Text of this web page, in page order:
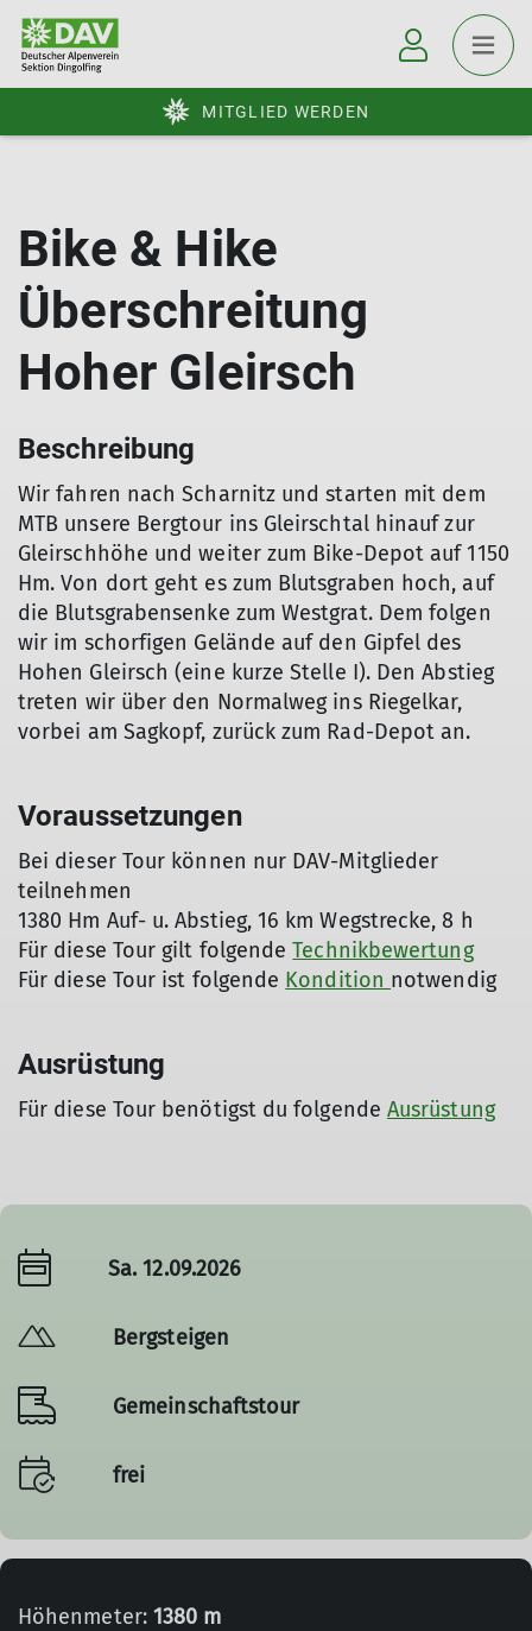
MITGLIED WERDEN
Bike & Hike
Überschreitung
Hoher Gleirsch
Beschreibung
Wir fahren nach Scharnitz und starten mit dem
MTB unsere Bergtour ins Gleirschtal hinauf zur
Gleirschhöhe und weiter zum Bike-Depot auf 1150
Hm. Von dort geht es zum Blutsgraben hoch, auf
die Blutsgrabensenke zum Westgrat. Dem folgen
wir im schorfigen Gelände auf den Gipfel des
Hohen Gleirsch (eine kurze Stelle I). Den Abstieg
treten wir über den Normalweg ins Riegelkar,
vorbei am Sagkopf, zurück zum Rad-Depot an.
Voraussetzungen
Bei dieser Tour können nur DAV-Mitglieder
teilnehmen
1380 Hm Auf- u. Abstieg, 16 km Wegstrecke, 8 h
Für diese Tour gilt folgendeTechnikbewertung
Für diese Tour ist folgende Kondition notwendig
Ausrüstung
Für diese Tour benötigst du folgende Ausrüstung
Sa. 12.09.2026
Bergsteigen
Gemeinschaftstour
frei
Höhenmeter: 1380 m